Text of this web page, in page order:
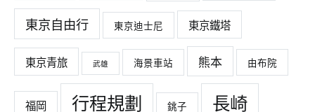
東京自由行 東京迪士尼 東京鐵塔
東京青旅 武雄 海景車站 熊本 由布院
福岡 行程規劃 銚子 長崎